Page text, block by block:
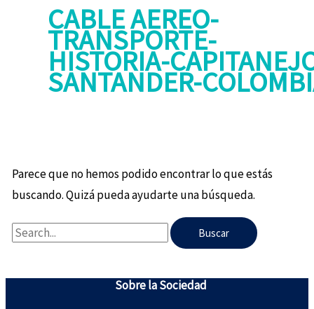
CABLE AEREO-
TRANSPORTE-
HISTORIA-
SANTANDER-
Parece que no hemos podido encontrar lo que estás
buscando. Quizá pueda ayudarte una búsqueda.
Sobre la Sociedad